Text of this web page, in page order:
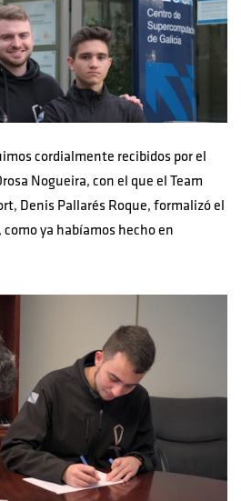
cordialmente recibidos por el
Nogueira, con el que el Team
Denis Pallarés Roque, formalizó el
ya habíamos hecho en